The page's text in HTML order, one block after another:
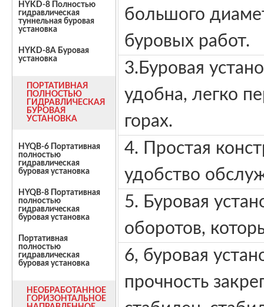
HYKD-8 Полностью
гидравлическая
туннельная буровая
установка
HYKD-8A Буровая
установка
ПОРТАТИВНАЯ
ПОЛНОСТЬЮ
ГИДРАВЛИЧЕСКАЯ
БУРОВАЯ
УСТАНОВКА
HYQB-6 Портативная
полностью
гидравлическая
буровая установка
HYQB-8 Портативная
полностью
гидравлическая
буровая установка
Портативная
полностью
гидравлическая
буровая установка
НЕОБРАБОТАННОЕ
ГОРИЗОНТАЛЬНОЕ
большого
буровых работ.
3.Буровая
удобна, легко
горах.
4. Простая
удобство
5. Буровая
оборотов,
6, буровая
прочность